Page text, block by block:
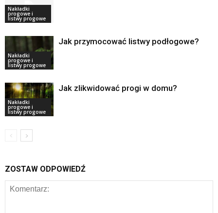
Nakładki
progowe i
listwy progowe
Nakładki
progowe i
listwy progowe
Jak przymocować listwy podłogowe?
Nakładki
progowe i
listwy progowe
Jak zlikwidować progi w domu?
ZOSTAW ODPOWIEDŹ